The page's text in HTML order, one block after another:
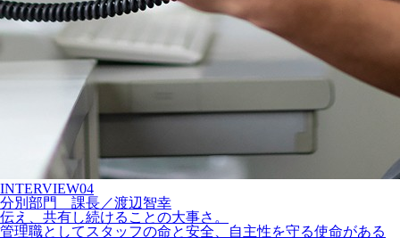
INTERVIEW04
分別部門
課長／渡辺智幸
伝え、共有し続けることの大事さ。
管理職としてスタッフの命と安全、自主性を守る使命がある